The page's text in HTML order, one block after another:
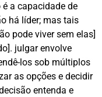
a capacidade de
há líder; mas tais
pode viver sem elas]
julgar envolve
los sob múltiplos
as opções e decidir
entenda e